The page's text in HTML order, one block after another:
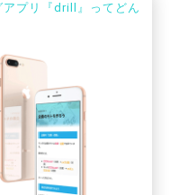
アプリ『drill』ってどん